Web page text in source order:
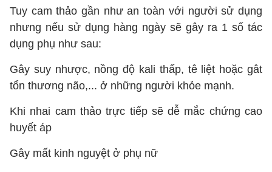
Tuy cam thảo gần như an toàn với người sử dụng
nhưng nếu sử dụng hàng ngày sẽ gây ra 1 số tác
dụng phụ như sau:
Gây suy nhược, nồng độ kali thấp, tê liệt hoặc gât
tổn thương não,... ở những người khỏe mạnh.
Khi nhai cam thảo trực tiếp sẽ dễ mắc chứng cao
huyết áp
Gây mất kinh nguyệt ở phụ nữ